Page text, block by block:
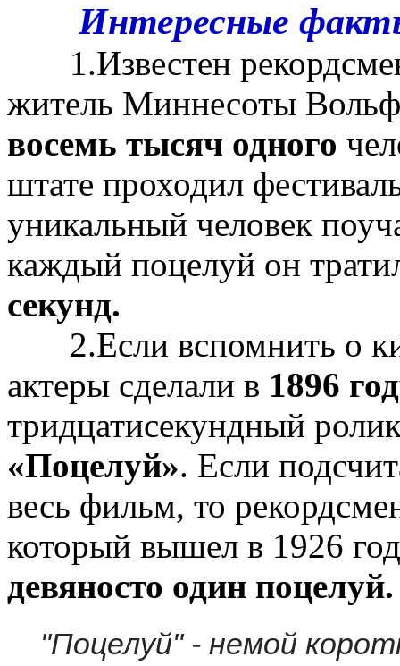
Интересные
1.Известен
житель Миннесоты
восемь тысяч одного
штате проходил
уникальный человек
каждый поцелуй он
секунд.
2.Если вспомнить о
актеры сделали в 1896
тридцатисекундный
«Поцелуй». Если
весь фильм, то
который вышел в 1926
девяносто один
"Поцелуй" - немой